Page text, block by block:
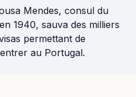
Mendes, consul du
1940, sauva des milliers
permettant de
au Portugal.